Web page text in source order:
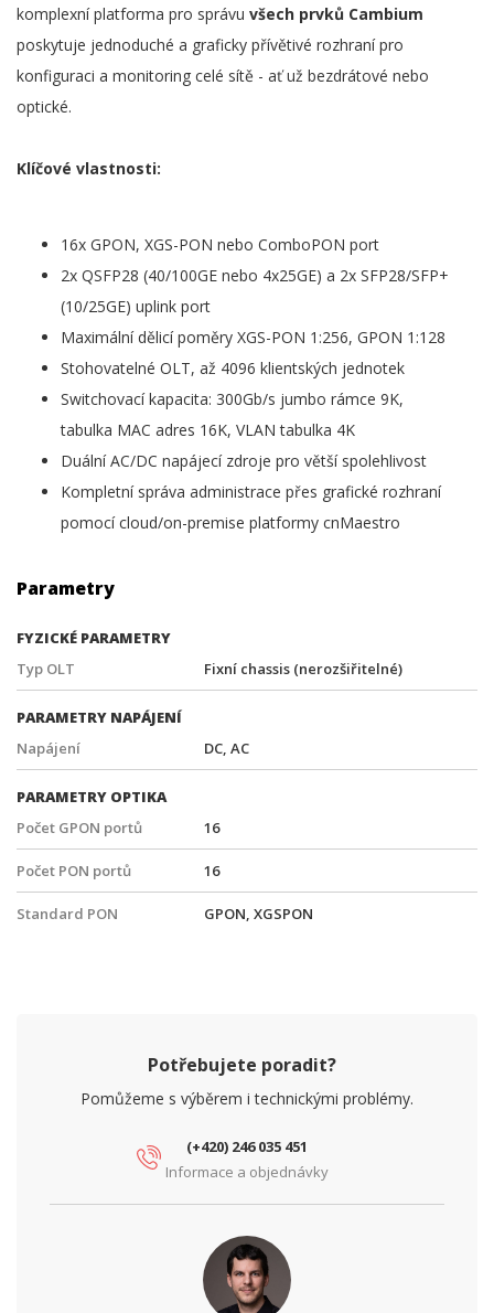
komplexní platforma pro správu všech prvků Cambium
poskytuje jednoduché a graficky přívětivé rozhraní pro
konfiguraci a monitoring celé sítě - ať už bezdrátové nebo
optické.
Klíčové vlastnosti:
16x GPON, XGS-PON nebo ComboPON port
2x QSFP28 (40/100GE nebo 4x25GE) a 2x SFP28/SFP+
(10/25GE) uplink port
Maximální dělicí poměry XGS-PON 1:256, GPON 1:128
Stohovatelné OLT, až 4096 klientských jednotek
Switchovací kapacita: 300Gb/s jumbo rámce 9K,
tabulka MAC adres 16K, VLAN tabulka 4K
Duální AC/DC napájecí zdroje pro větší spolehlivost
Kompletní správa administrace přes grafické rozhraní
pomocí cloud/on-premise platformy cnMaestro
Parametry
FYZICKÉ PARAMETRY
Typ OLT
Fixní chassis (nerozšiřitelné)
PARAMETRY NAPÁJENÍ
Napájení
DC, AC
PARAMETRY OPTIKA
Počet GPON portů
16
Počet PON portů 16
Standard PON GPON, XGSPON
Potřebujete poradit?
Pomůžeme s výběrem i technickými problémy.
(+420) 246 035 451
Informace a objednávky